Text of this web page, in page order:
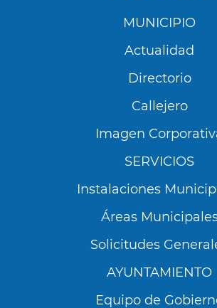
MUNICIPIO
Actualidad
Directorio
Callejero
Imagen
SERVICIOS
Instalaciones
Áreas
Solicitudes
AYUNTAMIENTO
Equipo de